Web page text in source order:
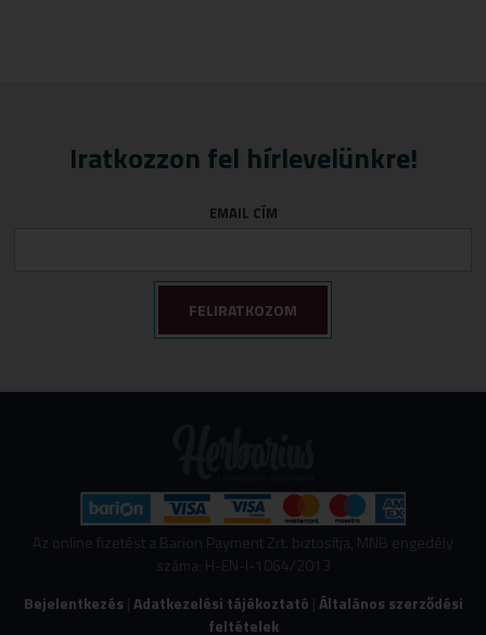
Iratkozzon fel hírlevelünkre!
EMAIL CÍM
Az online fizetést a Barion Payment Zrt. biztosítja, MNB engedély
száma: H-EN-I-1064/2013
Bejelentkezés |Adatkezelési tájékoztató |Általános szerződési
feltételek